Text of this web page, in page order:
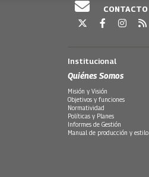
CONTACTO
Institucional
Quiénes Somos
Misión y Visión
Objetivos y funciones
Normatividad
Políticas y Planes
Informes de Gestión
Manual de producción y estilo